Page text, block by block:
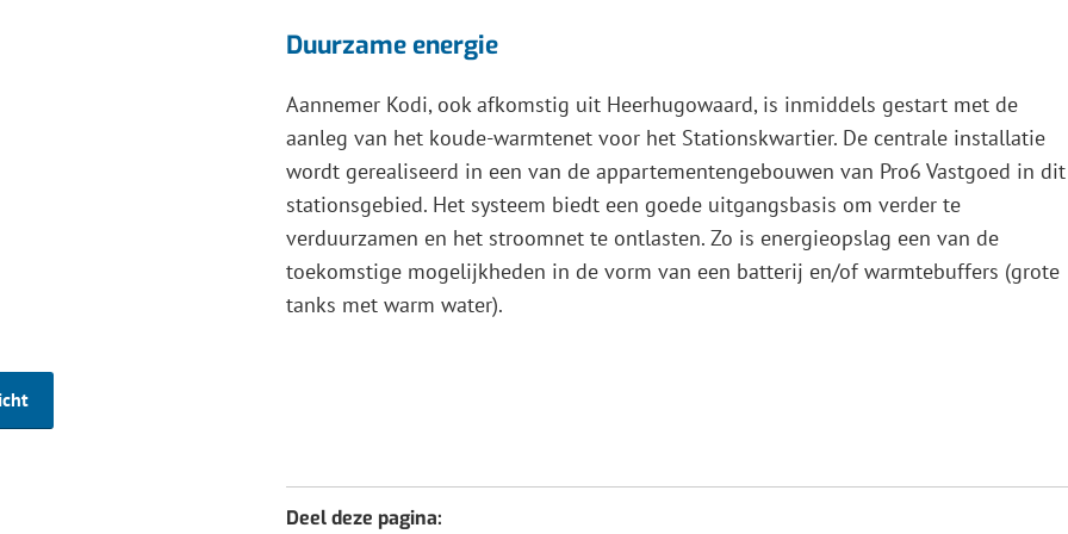
Duurzame energie
Aannemer Kodi, ook afkomstig uit Heerhugowaard, is inmiddels gestart met de
aanleg van het koude-warmtenet voor het Stationskwartier. De centrale installatie
wordt gerealiseerd in een van de appartementengebouwen van Pro6 Vastgoed in dit
stationsgebied. Het systeem biedt een goede uitgangsbasis om verder te
verduurzamen en het stroomnet te ontlasten. Zo is energieopslag een van de
toekomstige mogelijkheden in de vorm van een batterij en/of warmtebuffers (grote
tanks met warm water).
Deel deze pagina: